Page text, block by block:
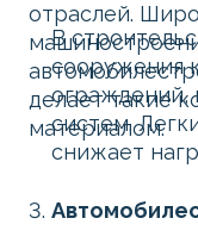
В
сооружения
ограждений,
систем.
снижает
отраслей.
делает такие
материалом.